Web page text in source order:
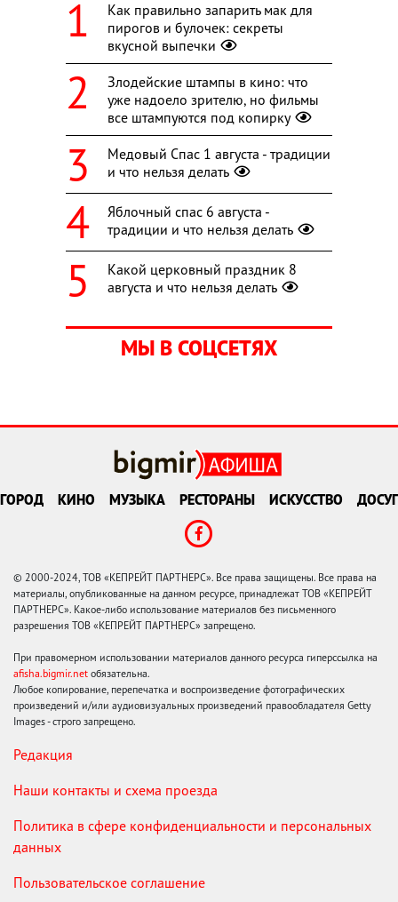
Как правильно запарить мак для
пирогов и булочек: секреты
вкусной выпечки
Злодейские штампы в кино: что
уже надоело зрителю, но фильмы
все штампуются под копирку
Медовый Спас 1 августа - традиции
и что нельзя делать
Яблочный спас 6 августа -
традиции и что нельзя делать
Какой церковный праздник 8
августа и что нельзя делать
МЫ В СОЦСЕТЯХ
ГОРОД КИНО МУЗЫКА РЕСТОРАНЫ ИСКУССТВО ДОСУГ
© 2000-2024, ТОВ «КЕПРЕЙТ ПАРТНЕРС». Все права защищены. Все права на
материалы, опубликованные на данном ресурсе, принадлежат ТОВ «КЕПРЕЙТ
ПАРТНЕРС». Какое-либо использование материалов без письменного
разрешения ТОВ «КЕПРЕЙТ ПАРТНЕРС» запрещено.
При правомерном использовании материалов данного ресурса гиперссылка на
afisha.bigmir.net обязательна.
Любое копирование, перепечатка и воспроизведение фотографических
произведений и/или аудиовизуальных произведений правообладателя Getty
Images - строго запрещено.
Редакция
Наши контакты и схема проезда
Политика в сфере конфиденциальности и персональных
данных
Пользовательское соглашение